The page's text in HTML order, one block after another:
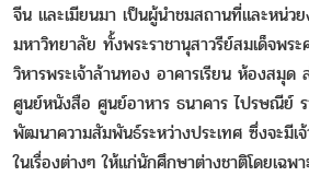
จีน และเมียนมา เป็นผู้นำชมสถานที่และหน่ว
มหาวิทยาลัย ทั้งพระราชานุสาวรีย์สมเด็จพร
วิหารพระเจ้าล้านทอง อาคารเรียน ห้องสมุด
ศูนย์หนังสือ ศูนย์อาหาร ธนาคาร ไปรษณีย์
พัฒนาความสัมพันธ์ระหว่างประเทศ ซึ่งจะมีเ
ในเรื่องต่างๆ ให้แก่นักศึกษาต่างชาติโดยเฉพา